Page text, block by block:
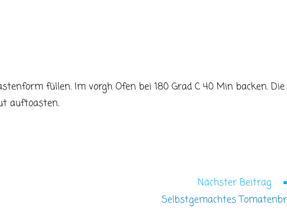
füllen. Im vorgh Ofen bei 180 Grad C 40 Min backen. Die
auftoasten.
Nächster Beitrag
Selbstgemachtes